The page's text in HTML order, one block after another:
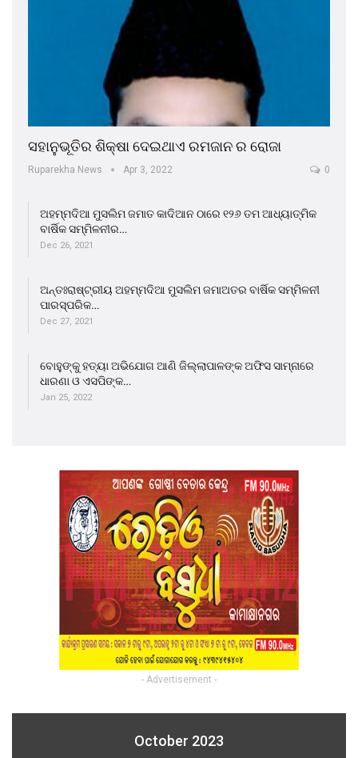
ସହାନୁଭୂତିର ଶିକ୍ଷା ଦେଇଥାଏ ରମଜାନ ର ରୋଜା
Ruparekha News Apr 3, 2022 0
ଅହମ୍ମଦିଆ ମୁସଲିମ ଜମାତ କାଦିଆନ ଠାରେ ୧୨୬ ତମ ଆଧ୍ୟାତ୍ମିକ
ବାର୍ଷିକ ସମ୍ମିଳନୀର…
Dec 26, 2021
ଅନ୍ତଃରାଷ୍ଟ୍ରୀୟ ଅହମ୍ମଦିଆ ମୁସଲିମ ଜମାଅତର ବାର୍ଷିକ ସମ୍ମିଳନୀ
ପାରସ୍ପରିକ…
Dec 27, 2021
ବୋହୁଙ୍କୁ ହତ୍ୟା ଅଭିଯୋଗ ଆଣି ଜିଲ୍ଲାପାଳଙ୍କ ଅଫିସ ସାମ୍ନାରେ
ଧାରଣା ଓ ଏସପିଙ୍କ…
Jan 25, 2022
- Advertisement -
October 2023